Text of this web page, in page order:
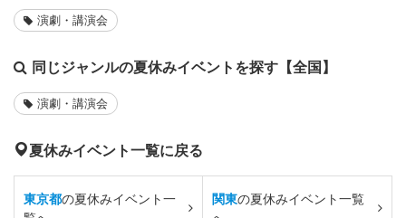
演劇・講演会
同じジャンルの夏休みイベントを探す【全国】
演劇・講演会
夏休みイベント一覧に戻る
東京都の夏休みイベント一
関東の夏休みイベント一覧